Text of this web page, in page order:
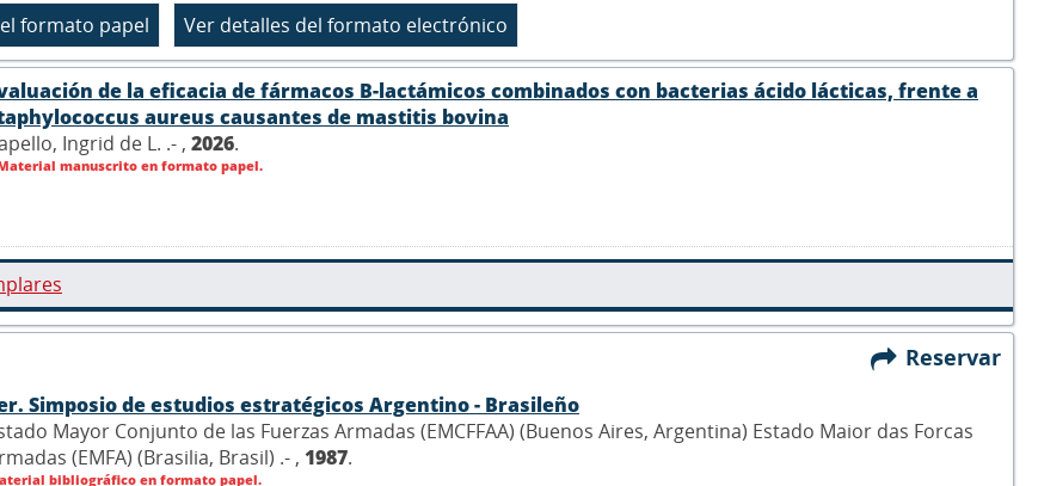
de la eficacia de fármacos B-lactámicos combinados con bacterias ácido lácticas, frente a
aureus causantes de mastitis bovina
Ingrid de L. .- , 2026.
manuscrito en formato papel.
Reservar
Simposio de estudios estratégicos Argentino - Brasileño
Mayor Conjunto de las Fuerzas Armadas (EMCFFAA) (Buenos Aires, Argentina) Estado Maior das Forcas
(EMFA) (Brasilia, Brasil) .- , 1987.
bibliográfico en formato papel.